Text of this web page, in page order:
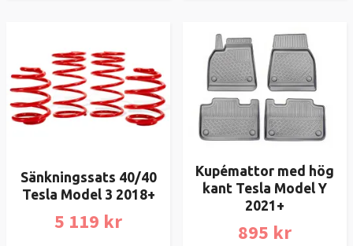
Sänkningssats 40/40
Tesla Model 3 2018+
5 119 kr
Kupémattor med hög
kant Tesla Model Y
2021+
895 kr